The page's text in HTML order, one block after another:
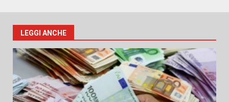
LEGGI ANCHE